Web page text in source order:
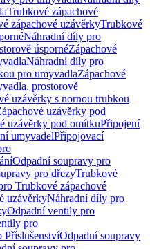
Trubkové zápachové
zápachové uzávěrkyTrubkové
Náhradní díly pro
úspornéZápachové
Náhradní díly pro
pro umyvadlaZápachové
prostorově
uzávěrky s nornou trubkou
uzávěrky pod
uzávěrky pod omítkuPřipojení
umyvadelPřipojovací
Odpadní soupravy pro
pro dřezyTrubkové
Trubkové zápachové
uzávěrkyNáhradní díly pro
Odpadní ventily pro
pro
PříslušenstvíOdpadní soupravy